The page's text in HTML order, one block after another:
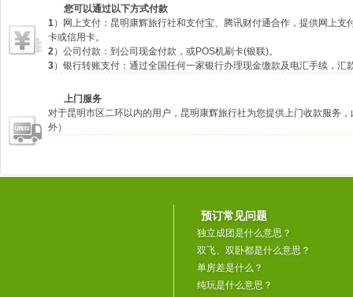
您可以通过以下方式付款
1）网上支付：昆明康辉旅行社和支付宝、腾讯财付通合作，提供网上支
卡或信用卡。
2）公司付款：到公司现金付款，或POS机刷卡(银联)。
3）银行转账支付：通过全国任何一家银行办理现金缴款及电汇手续，汇
上门服务
对于昆明市区二环以内的用户，昆明康辉旅行社为您提供上门收款服务
外）
预订常见问题
独立成团是什么意思？
双飞、双卧都是什么意思？
单房差是什么？
纯玩是什么意思？